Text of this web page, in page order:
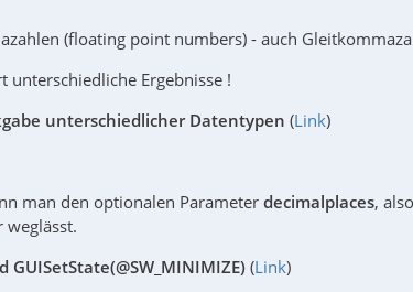
(floating point numbers) - auch
unterschiedliche Ergebnisse !
unterschiedlicher Datentypen (Link)
man den optionalen Parameterdecimalplaces,
weglässt.
(Link)